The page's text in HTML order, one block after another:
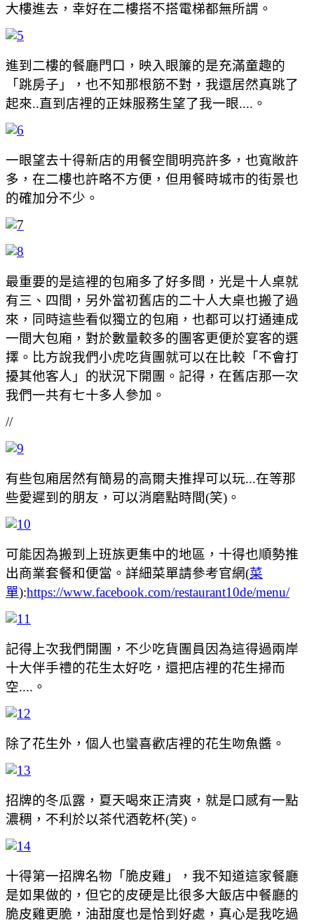
大樓進去，幸好在二樓搭不搭電梯都無所謂。
進到二樓的餐廳門口，映入眼簾的是充滿童趣的
「跳房子」，也不知那根筋不對，我還居然真跳了
起來..直到店裡的正妹服務生望了我一眼....。
一眼望去十得新店的用餐空間明亮許多，也寬敞許
多，在二樓也許略不方便，但用餐時城市的街景也
的確加分不少。
最重要的是這裡的包廂多了好多間，光是十人桌就
有三、四間，另外當初舊店的二十人大桌也搬了過
來，同時這些看似獨立的包廂，也都可以打通連成
一間大包廂，對於數量較多的團客更便於宴客的選
擇。比方說我們小虎吃貨團就可以在比較「不會打
擾其他客人」的狀況下開團。記得，在舊店那一次
我們一共有七十多人參加。
//
有些包廂居然有簡易的高爾夫推捍可以玩...在等那
些愛遲到的朋友，可以消磨點時間(笑)。
可能因為搬到上班族更集中的地區，十得也順勢推
出商業套餐和便當。詳細菜單請參考官網(菜
單):https://www.facebook.com/restaurant10de/menu/
記得上次我們開團，不少吃貨團員因為這得過兩岸
十大伴手禮的花生太好吃，還把店裡的花生掃而
空....。
除了花生外，個人也蠻喜歡店裡的花生吻魚醬。
招牌的冬瓜露，夏天喝來正清爽，就是口感有一點
濃稠，不利於以茶代酒乾杯(笑)。
十得第一招牌名物「脆皮雞」，我不知道這家餐廳
是如果做的，但它的皮硬是比很多大飯店中餐廳的
脆皮雞更脆，油甜度也是恰到好處，真心是我吃過